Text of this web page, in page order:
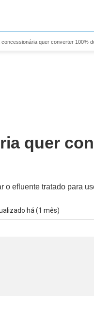
concessionária quer converter 100%
quer
o efluente tratado para
há (1 mês)